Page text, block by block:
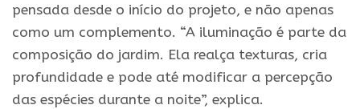
pensada desde o início do projeto, e não apenas
como um complemento. “A iluminação é parte da
composição do jardim. Ela realça texturas, cria
profundidade e pode até modificar a percepção
das espécies durante a noite”, explica.